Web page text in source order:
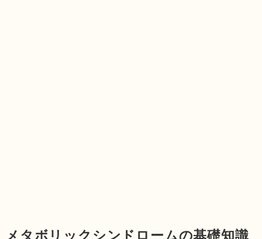
メタボリックシンドロームの基礎知識